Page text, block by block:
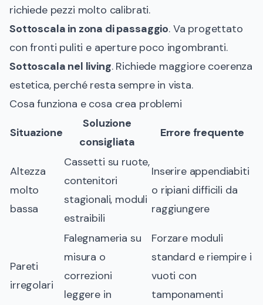
richiede pezzi molto calibrati.
Sottoscala in zona di passaggio. Va progettato
con fronti puliti e aperture poco ingombranti.
Sottoscala nel living. Richiede maggiore coerenza
estetica, perché resta sempre in vista.
Cosa funziona e cosa crea problemi
Situazione
Soluzione
consigliata
Errore frequente
Altezza
molto
bassa
Cassetti su ruote,
contenitori
stagionali, moduli
estraibili
Inserire appendiabiti
o ripiani difficili da
raggiungere
Pareti
irregolari
Falegnameria su
misura o
correzioni
leggere in
Forzare moduli
standard e riempire i
vuoti con
tamponamenti